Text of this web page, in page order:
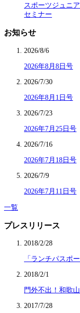
スポーツジュニ
セミナー
お知らせ
2026/8/6
2026年8月8日号
2026/7/30
2026年8月1日号
2026/7/23
2026年7月25日号
2026/7/16
2026年7月18日号
2026/7/9
2026年7月11日号
一覧
プレスリリース
2018/2/28
「ランチパスポ
2018/2/1
門外不出！和歌
2017/7/28